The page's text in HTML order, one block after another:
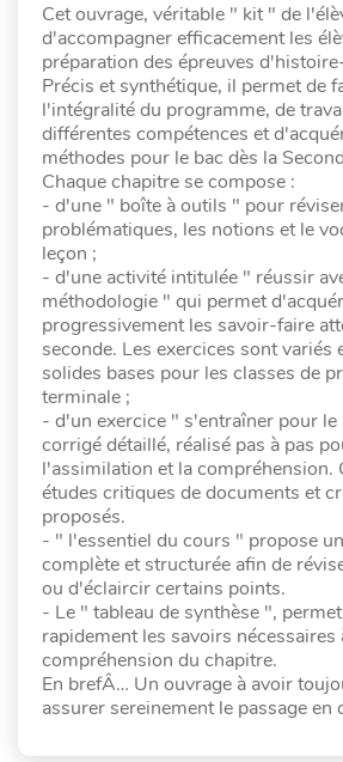
Cet ouvrage, véritable " kit " de
d'accompagner efficacement les
préparation des épreuves
Précis et synthétique, il permet de
l'intégralité du programme, de
différentes compétences et
méthodes pour le bac dès la
Chaque chapitre se compose :
- d'une " boîte à outils " pour
problématiques, les notions et le
leçon ;
- d'une activité intitulée " réussir
méthodologie " qui permet
progressivement les savoir-faire
seconde. Les exercices sont variés
solides bases pour les classes de
terminale ;
- d'un exercice " s'entraîner pour le
corrigé détaillé, réalisé pas à pas
l'assimilation et la compréhension.
études critiques de documents et
proposés.
- " l'essentiel du cours " propose
complète et structurée afin de
ou d'éclaircir certains points.
- Le " tableau de synthèse ",
rapidement les savoirs nécessaires
compréhension du chapitre.
En brefÂ… Un ouvrage à avoir
assurer sereinement le passage en